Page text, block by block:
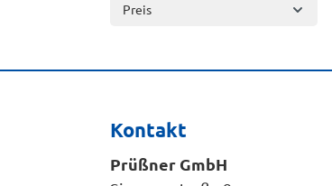
Preis
Kontakt
Prüßner GmbH